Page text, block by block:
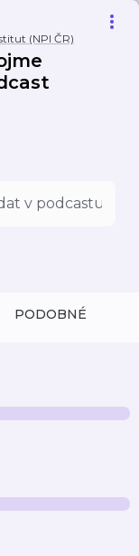
(NPI ČR)
PODOBNÉ